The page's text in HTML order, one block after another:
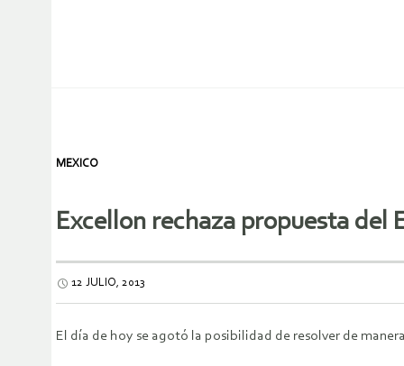
MEXICO
Excellon rechaza propuesta del
12 JULIO, 2013
El día de hoy se agotó la posibilidad de resolver de